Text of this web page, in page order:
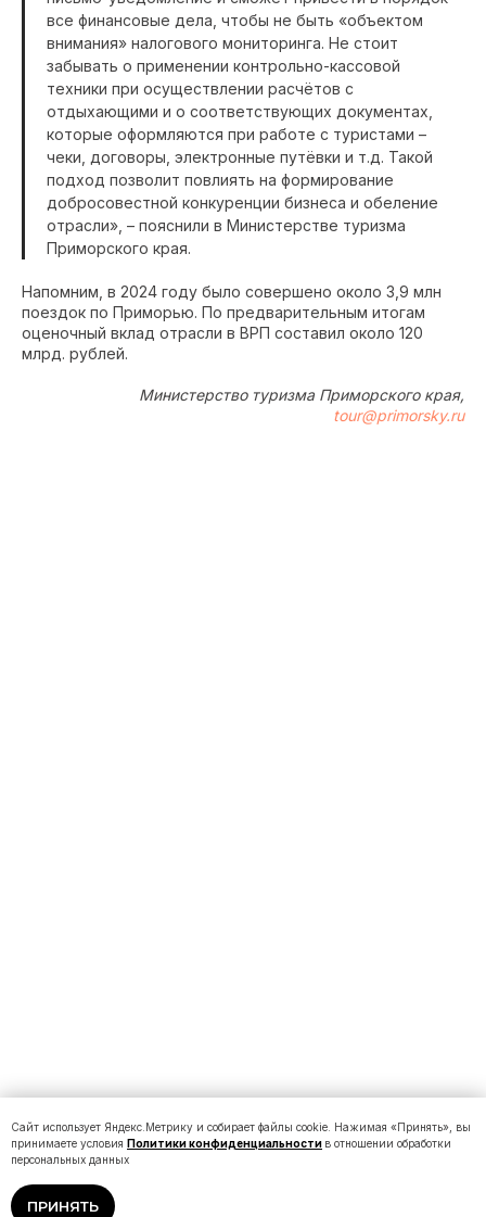
все финансовые дела, чтобы не быть «объектом
внимания» налогового мониторинга. Не стоит
забывать о применении контрольно-кассовой
техники при осуществлении расчётов с
отдыхающими и о соответствующих документах,
которые оформляются при работе с туристами –
чеки, договоры, электронные путёвки и т.д. Такой
подход позволит повлиять на формирование
добросовестной конкуренции бизнеса и обеление
отрасли», – пояснили в Министерстве туризма
Приморского края.
Напомним, в 2024 году было совершено около 3,9 млн
поездок по Приморью. По предварительным итогам
оценочный вклад отрасли в ВРП составил около 120
млрд. рублей.
Министерство туризма Приморского края,
tour@primorsky.ru
Сайт использует Яндекс.Метрику и собирает файлы cookie. Нажимая «Принять», вы
принимаете условия Политики конфиденциальности в отношении обработки
персональных данных
ПРИНЯТЬ